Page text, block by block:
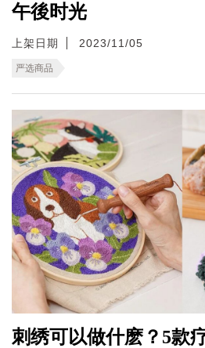
午後时光
上架日期 2023/11/05
严选商品
刺绣可以做什麽？5款